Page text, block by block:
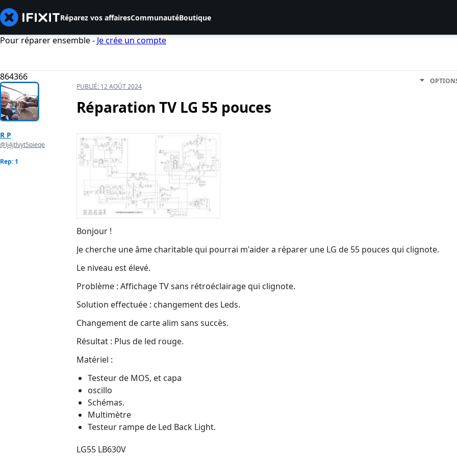
Réparez vos affairesCommunautéBoutique
Pour réparer ensemble - Je crée un compte
864366
R P
@lj4jtlvyt5pieqe
Rep: 1
PUBLIÉ: 12 AOÛT 2024
Réparation TV LG 55 pouces
Bonjour !
Je cherche une âme charitable qui pourrai m'aider a réparer une LG de 55 pouces qui clignote.
Le niveau est élevé.
Problème : Affichage TV sans rétroéclairage qui clignote.
Solution effectuée : changement des Leds.
Changement de carte alim sans succès.
Résultat : Plus de led rouge.
Matériel :
Testeur de MOS, et capa
oscillo
Schémas.
Multimètre
Testeur rampe de Led Back Light.
LG55 LB630V